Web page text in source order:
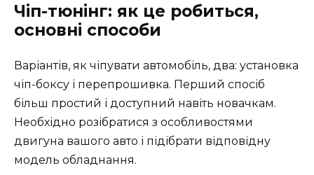
Чіп-тюнінг: як це робиться,
основні способи
Варіантів, як чіпувати автомобіль, два: установка
чіп-боксу і перепрошивка. Перший спосіб
більш простий і доступний навіть новачкам.
Необхідно розібратися з особливостями
двигуна вашого авто і підібрати відповідну
модель обладнання.